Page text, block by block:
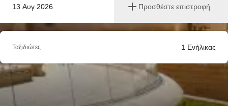
13 Αυγ 2026 Προσθέστε επιστροφή
Ταξιδιώτες 1 Ενήλικας